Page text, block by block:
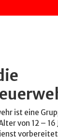
ist eine
von 12 –